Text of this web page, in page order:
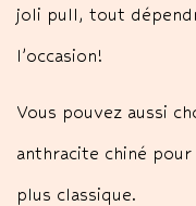
joli pull, tout
l’occasion!
Vous pouvez aussi
anthracite chiné
plus classique.